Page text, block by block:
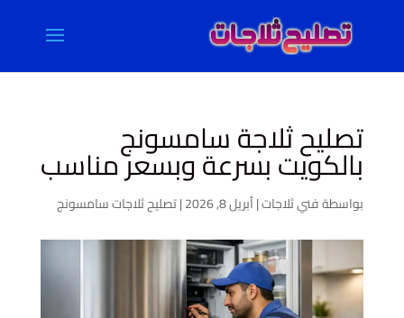
تصليح ثلاجة سامسونج
بالكويت بسرعة وبسعر مناسب
بواسطةفني ثلاجات|أبريل 8, 2026 |تصليح ثلاجات سامسونج